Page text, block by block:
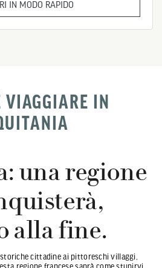
IN MODO RAPIDO
VIAGGIARE IN
una regione
alla fine.
cittadine ai pittoreschi villaggi,
regione francese saprà come stupirvi.